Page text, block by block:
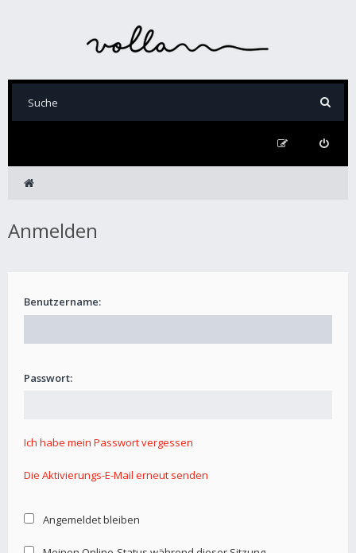
Anmelden
Benutzername:
Passwort:
Ich habe mein Passwort vergessen
Die Aktivierungs-E-Mail erneut senden
Angemeldet bleiben